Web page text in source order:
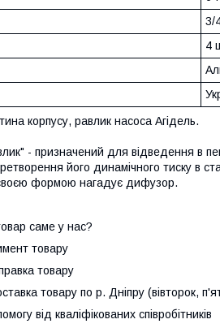
3/
4
корпусу, равлик насоса Агідель.
- призначений для відведення в
його динамічного тиску в
формою нагадує дифузор.
саме у нас?
товару
товару
товару по р. Дніпру (вівторок,
від кваліфікованих співробітників